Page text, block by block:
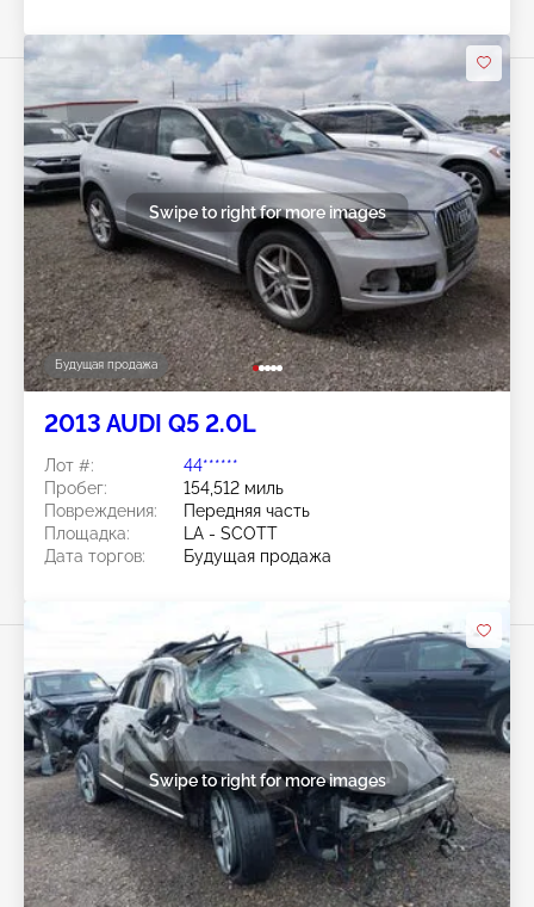
Будущая продажа
Swipe to right for more images
2013 AUDI Q5 2.0L
Лот #:
44******
Пробег:
154,512 миль
Повреждения:
Передняя часть
Площадка:
LA - SCOTT
Дата торгов:
Будущая продажа
Swipe to right for more images